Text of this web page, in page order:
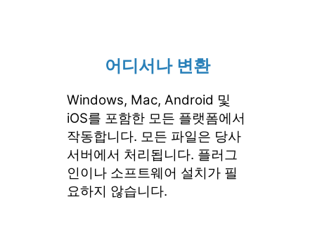
어디서나 변환
Windows, Mac, Android 및
iOS를 포함한 모든 플랫폼에서
작동합니다. 모든 파일은 당사
서버에서 처리됩니다. 플러그
인이나 소프트웨어 설치가 필
요하지 않습니다.